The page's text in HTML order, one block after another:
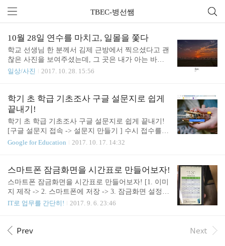
전체 글 (203)
TBEC-병선쌤
10월 28일 연수를 마치고, 일몰을 쫓다
학교 선생님 한 분께서 김제 근방에서 찍으셨다고 괜
찮은 사진을 보여주셨는데, 그 곳은 내가 아는 바로
그 곳이었다. 학교와 집을 반복하는 일상 속에서 멋
차로 대략 20분이면 갈 수 있는 거리였다. 현재 시간
16시 30분. 일몰 시간을 보니 17시에만 끝나고 일몰
전에 장소에 도착할 수 있을 것 같았다. 연수가 끝남
과 동시에 달렸다. 해가 지평선으로 넘어가려고 하는
순간에 도착했다. 도착하자마자 원하는 장면을 담을
수 있었다. (이 컷이 첫 컷인데, 이 컷 뒤로 찍은 컷은
같다고ㅋㅋ (동의) 풍경사진을 보다보면 이런 장면들
은 어딜 가면 볼 수 있을까 ..
일상/사진 2017. 10. 28. 15:56
학기 초 학급 기초조사 구글 설문지로 쉽게
끝내기!
학기 초 학급 기초조사 구글 설문지로 쉽게 끝내기!
[구글 설문지 접속 -> 설문지 만들기 ] 수시 접수를
마감하고 이제 아이들 수시 입시결과가 하나 둘 나오
보고있자니.. 속에서는 '내가 공부하라고 했잖아!'라
는 말만 계속 나오지만.. 지난 시간을 돌릴 방법은 없
네요. 각설하고, 내년 새로운 학급을 맡으면 어떻게
습니다. 학기 초 아이들의 휴대전화번호, 주소, 부모
전까지는 아이들에게 종이를 다 나눠주고 그 종이에
다가 해당하는 내용들을 적어달라고 한 후에 다시 타
Google for Education 2017. 10. 17. 14:32
스마트폰 잠금화면을 시간표로 만들어보자!
스마트폰 잠금화면을 시간표로 만들어보자! [1. 이미
지 제작 -> 2. 스마트폰에 저장 -> 3. 잠금화면 설정]
첫 포스팅을 뭘로 올릴까 고민하다가 제가 만든 자료
일 시계보느라 확인하는 스마트폰에 나의 스케줄이
IT로 업무를 간단히! 2017. 9. 6. 23:46
Prev Next